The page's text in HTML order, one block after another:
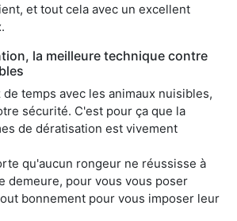
et tout cela avec un excellent
la meilleure technique contre
temps avec les animaux nuisibles,
sécurité. C'est pour ça que la
de dératisation est vivement
qu'aucun rongeur ne réussisse à
demeure, pour vous vous poser
bonnement pour vous imposer leur